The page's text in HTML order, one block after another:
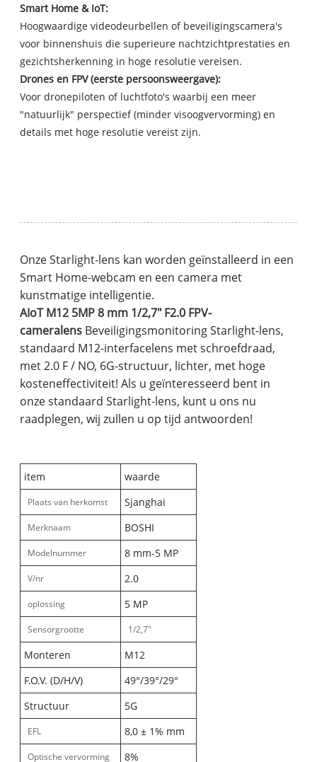
Smart Home & IoT:
Hoogwaardige videodeurbellen of beveiligingscamera's
voor binnenshuis die superieure nachtzichtprestaties en
gezichtsherkenning in hoge resolutie vereisen.
Drones en FPV (eerste persoonsweergave):
Voor dronepiloten of luchtfoto's waarbij een meer
"natuurlijk" perspectief (minder visoogvervorming) en
details met hoge resolutie vereist zijn.
Onze Starlight-lens kan worden geïnstalleerd in een
Smart Home-webcam en een camera met
kunstmatige intelligentie.
AIoT M12 5MP 8 mm 1/2,7" F2.0 FPV-
cameralens Beveiligingsmonitoring Starlight-lens,
standaard M12-interfacelens met schroefdraad,
met 2.0 F / NO, 6G-structuur, lichter, met hoge
kosteneffectiviteit! Als u geïnteresseerd bent in
onze standaard Starlight-lens, kunt u ons nu
raadplegen, wij zullen u op tijd antwoorden!
item waarde
Plaats van herkomst Sjanghai
Merknaam BOSHI
Modelnummer 8 mm-5 MP
V/nr 2.0
oplossing 5 MP
Sensorgrootte 1/2,7"
Monteren
M12
F.O.V. (D/H/V)
49°/39°/29°
Structuur
5G
EFL 8,0 ± 1% mm
Optische vervorming 8%